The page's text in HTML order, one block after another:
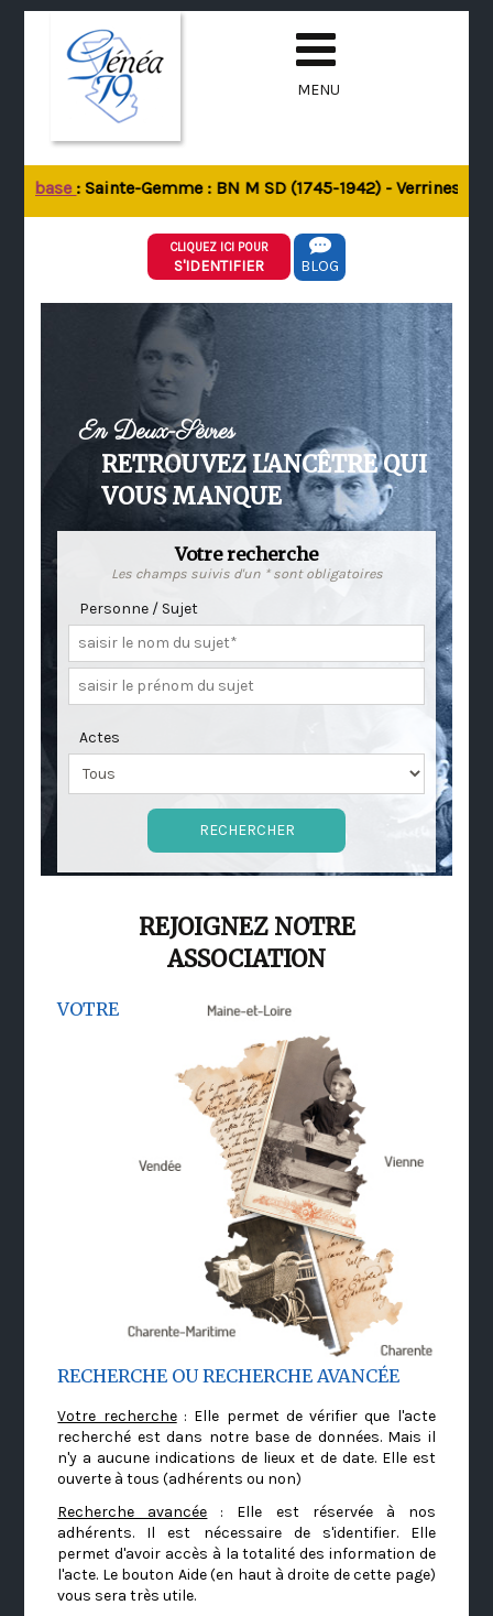
MENU
base: Sainte-Gemme : BN M SD (1745-1942) - Verrines-
CLIQUEZ ICI POUR
S'IDENTIFIER BLOG
En Deux-Sèvres
RETROUVEZ L'ANCÊTRE QUI
VOUS MANQUE
Votre recherche
Les champs suivis d'un * sont obligatoires
Personne / Sujet
Actes
REJOIGNEZ NOTRE
ASSOCIATION
VOTRE
RECHERCHE OU RECHERCHE AVANCÉE
Votre recherche: Elle permet de vérifier que l'acte
recherché est dans notre base de données. Mais il
n'y a aucune indications de lieux et de date. Elle est
ouverte à tous (adhérents ou non)
Recherche avancée : Elle est réservée à nos
adhérents. Il est nécessaire de s'identifier. Elle
permet d'avoir accès à la totalité des information de
l'acte. Le bouton Aide (en haut à droite de cette page)
vous sera très utile.